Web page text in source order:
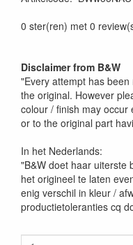
0 ster(ren) met 0
Disclaimer from B&W
"Every attempt has
the original. However
colour / finish may
or to the original part
In het Nederlands:
"B&W doet haar uiterste
het origineel te laten
enig verschil in kleur /
productietoleranties cq